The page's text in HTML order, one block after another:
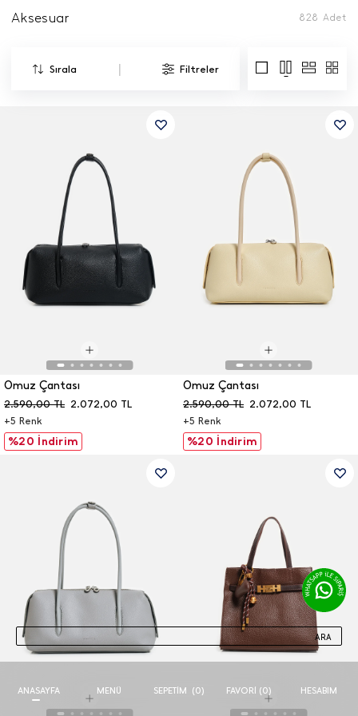
Aksesuar 828 Adet
Sırala | Filtreler
%20 İndirim
2.072,00 TL
2.590,00 TL
+5 Renk
Omuz Çantası
%20 İndirim
2.072,00 TL
2.590,00 TL
+5 Renk
Omuz Çantası
ARA
ANASAYFA MENÜ SEPETIM (0) FAVORI (0) HESABIM